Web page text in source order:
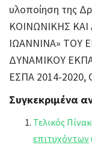
υλοποίηση της
ΚΟΙΝΩΝΙΚΗΣ
ΙΩΑΝΝΙΝΑ» ΤΟΥ
ΔΥΝΑΜΙΚΟΥ
ΕΣΠΑ 2014-2020,
Συγκεκριμένα
Τελικός
επιτυχόντων